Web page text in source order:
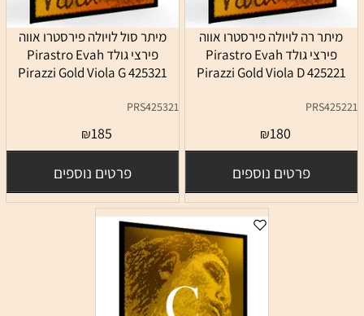
מיתר רה לויולה פירסטרו אווה
פירצי גולד Pirastro Evah
Pirazzi Gold Viola D 425221
PRS425221
₪180
פרטים נוספים
מיתר סול לויולה פירסטרו אווה
פירצי גולד Pirastro Evah
Pirazzi Gold Viola G 425321
PRS425321
₪185
פרטים נוספים